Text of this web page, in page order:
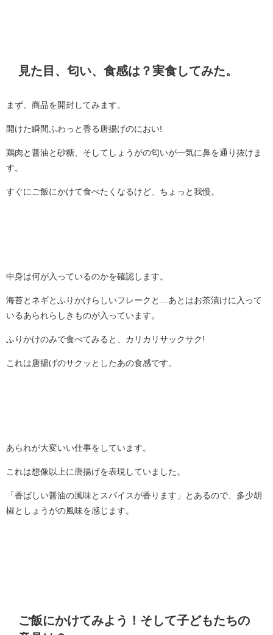
見た目、匂い、食感は？実食してみた。
まず、商品を開封してみます。
開けた瞬間ふわっと香る唐揚げのにおい!
鶏肉と醤油と砂糖、そしてしょうがの匂いが一気に鼻を通り抜けま
す。
すぐにご飯にかけて食べたくなるけど、ちょっと我慢。
中身は何が入っているのかを確認します。
海苔とネギとふりかけらしいフレークと…あとはお茶漬けに入って
いるあられらしきものが入っています。
ふりかけのみで食べてみると、カリカリサックサク!
これは唐揚げのサクッとしたあの食感です。
あられが大変いい仕事をしています。
これは想像以上に唐揚げを表現していました。
「香ばしい醤油の風味とスパイスが香ります」とあるので、多少胡
椒としょうがの風味を感じます。
ご飯にかけてみよう！そして子どもたちの